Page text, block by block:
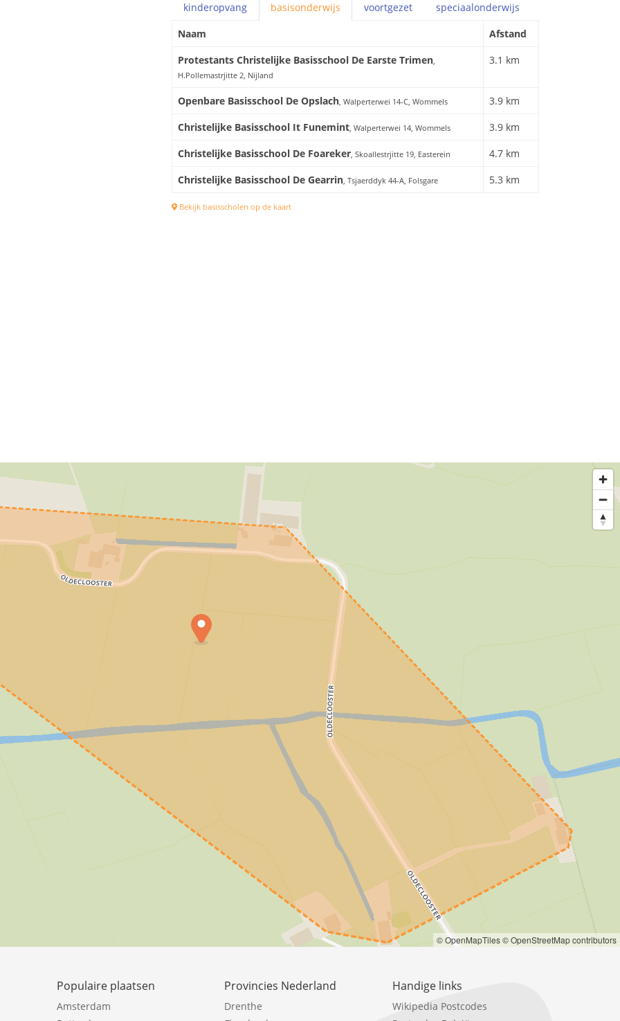
kinderopvang basisonderwijs voortgezet speciaalonderwijs
Naam
Afstand
Protestants Christelijke Basisschool De Earste Trimen,
H.Pollemastrjitte 2, Nijland
3.1 km
Openbare Basisschool De Opslach, Walperterwei 14-C, Wommels
3.9 km
Christelijke Basisschool It Funemint, Walperterwei 14, Wommels
3.9 km
Christelijke Basisschool De Foareker, Skoallestrjitte 19, Easterein
4.7 km
Christelijke Basisschool De Gearrin, Tsjaerddyk 44-A, Folsgare 5.3 km
Bekijk basisscholen op de kaart
© OpenMapTiles© OpenStreetMap contributors
Populaire plaatsen
Amsterdam
Provincies Nederland
Drenthe
Handige links
Wikipedia Postcodes